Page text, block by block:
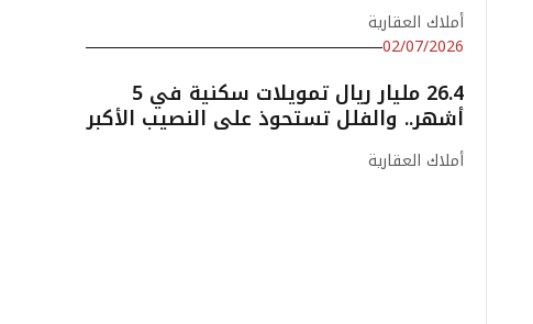
أملاك العقارية
02/07/2026
26.4 مليار ريال تمويلات سكنية في 5
أشهر.. والفلل تستحوذ على النصيب الأكبر
أملاك العقارية